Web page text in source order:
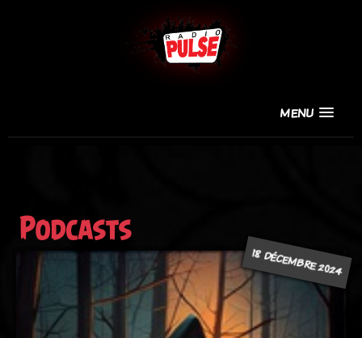
MENU
Podcasts
18 DÉCEMBRE 2024